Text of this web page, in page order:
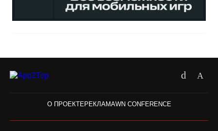
О ПРОЕКТЕРЕКЛАМАWN CONFERENCE